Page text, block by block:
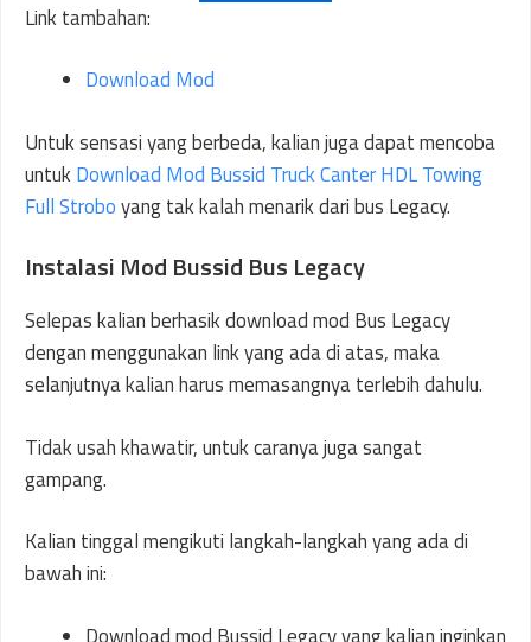
Link tambahan:
Download Mod
Untuk sensasi yang berbeda, kalian juga dapat mencoba
untuk Download Mod Bussid Truck Canter HDL Towing
Full Stroboyang tak kalah menarik dari bus Legacy.
Instalasi Mod Bussid Bus Legacy
Selepas kalian berhasik download mod Bus Legacy
dengan menggunakan link yang ada di atas, maka
selanjutnya kalian harus memasangnya terlebih dahulu.
Tidak usah khawatir, untuk caranya juga sangat
gampang.
Kalian tinggal mengikuti langkah-langkah yang ada di
bawah ini:
Download mod Bussid Legacy yang kalian inginkan